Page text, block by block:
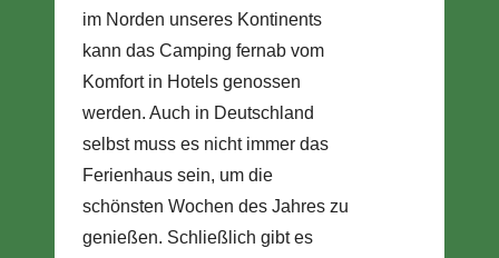
im Norden unseres Kontinents
kann das Camping fernab vom
Komfort in Hotels genossen
werden. Auch in Deutschland
selbst muss es nicht immer das
Ferienhaus sein, um die
schönsten Wochen des Jahres zu
genießen. Schließlich gibt es